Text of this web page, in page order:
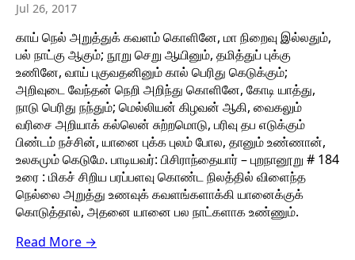
Jul 26, 2017
காய் நெல் அறுத்துக் கவளம் கொளினே, மா நிறைவு இல்லதும்,
பல் நாட்கு ஆகும்; நூறு செறு ஆயினும், தமித்துப் புக்கு
உணினே, வாய் புகுவதனினும் கால் பெரிது கெடுக்கும்;
அறிவுடை வேந்தன் நெறி அறிந்து கொளினே, கோடி யாத்து,
நாடு பெரிது நந்தும்; மெல்லியன் கிழவன் ஆகி, வைகலும்
வரிசை அறியாக் கல்லென் சுற்றமொடு, பரிவு தப எடுக்கும்
பிண்டம் நச்சின், யானை புக்க புலம் போல, தானும் உண்ணான்,
உலகமும் கெடுமே. பாடியவர்: பிசிராந்தையார் – புறநானூறு # 184
உரை : மிகச் சிறிய பரப்பளவு கொண்ட நிலத்தில் விளைந்த
நெல்லை அறுத்து உணவுக் கவளங்களாக்கி யானைக்குக்
கொடுத்தால், அதனை யானை பல நாட்களாக உண்ணும்.
Read More →